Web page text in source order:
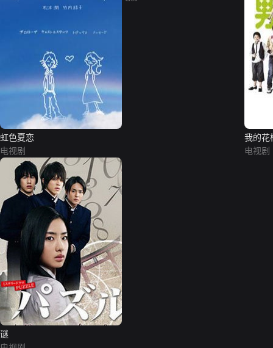
虹色夏恋
电视剧
我的花
电视剧
谜